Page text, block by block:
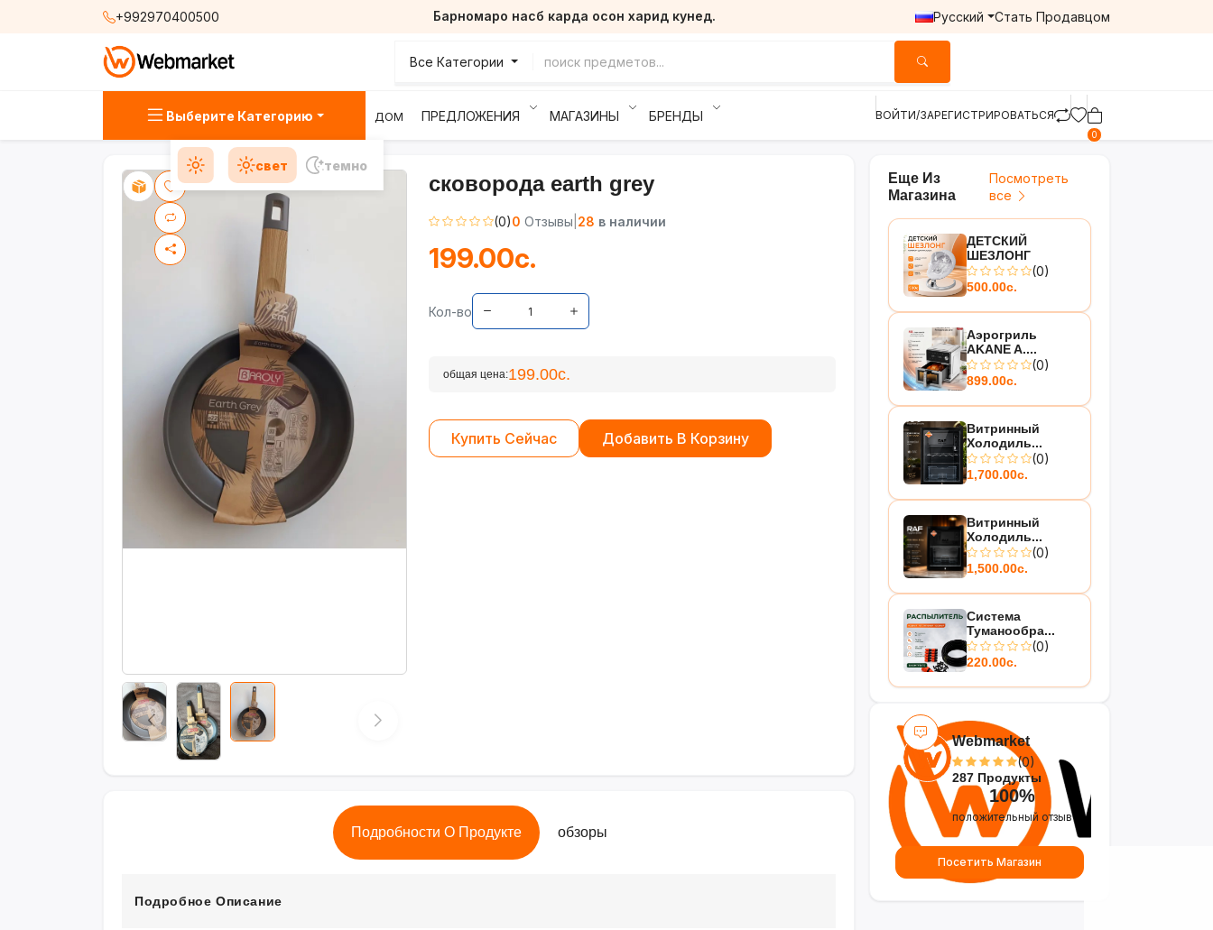
+992970400500 Барномаро насб карда осон харид кунед. Русский Стать Продавцом
Все Категории
Выберите Категорию ДОМ ПРЕДЛОЖЕНИЯ МАГАЗИНЫ БРЕНДЫ ВОЙТИ/ЗАРЕГИСТРИРОВАТЬСЯ
0
свет темно
сковорода earth grey
(0)0 Отзывы 28 в наличии
199.00с.
Кол-во
общая цена:199.00с.
Купить Сейчас Добавить В Корзину
Подробности О Продукте обзоры
Подробное Описание
Еще Из
Магазина
Посмотреть
все
ДЕТСКИЙ
ШЕЗЛОНГ
(0)
500.00с.
Аэрогриль
AKANE A....
(0)
899.00с.
Витринный
Холодиль...
(0)
1,700.00с.
Витринный
Холодиль...
(0)
1,500.00с.
Система
Туманообра...
(0)
220.00с.
Webmarket
(0)
287 Продукты
100%
положительный отзыв
Посетить Магазин